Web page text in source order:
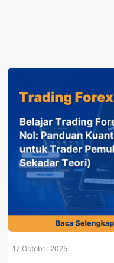
17 October 2025